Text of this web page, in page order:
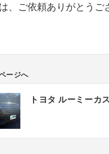
、ご依頼ありがとうご
ージへ
トヨタ ルーミーカ